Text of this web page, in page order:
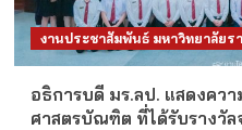
งานประชาสัมพันธ์ มหาวิทยาลัยร
อธิการบดี มร.ลป. แสดงคว
ศาสตรบัณฑิต ที่ได้รับรางวัล